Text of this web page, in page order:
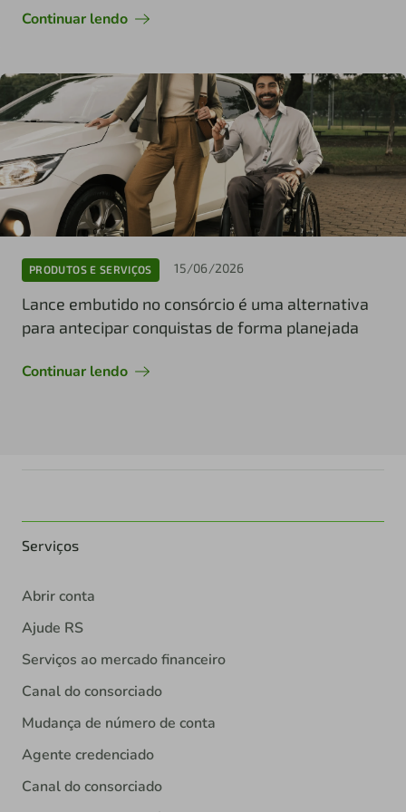
Continuar lendo
PRODUTOS E SERVIÇOS 15/06/2026
Lance embutido no consórcio é uma alternativa
para antecipar conquistas de forma planejada
Continuar lendo
Serviços
Abrir conta
Ajude RS
Serviços ao mercado financeiro
Canal do consorciado
Mudança de número de conta
Agente credenciado
Canal do consorciado